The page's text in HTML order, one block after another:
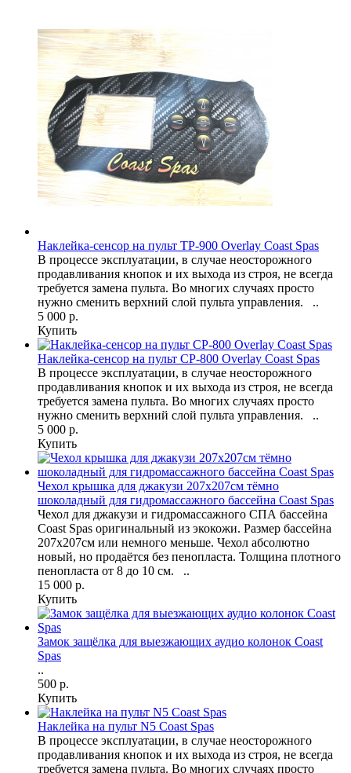
Наклейка-сенсор на пульт TP-900 Overlay Coast Spas
В процессе эксплуатации, в случае неосторожного
продавливания кнопок и их выхода из строя, не всегда
требуется замена пульта. Во многих случаях просто
нужно сменить верхний слой пульта управления. ..
5 000 р.
Купить
Наклейка-сенсор на пульт СP-800 Overlay Coast Spas
В процессе эксплуатации, в случае неосторожного
продавливания кнопок и их выхода из строя, не всегда
требуется замена пульта. Во многих случаях просто
нужно сменить верхний слой пульта управления. ..
5 000 р.
Купить
Чехол крышка для джакузи 207х207см тёмно
шоколадный для гидромассажного бассейна Coast Spas
Чехол для джакузи и гидромассажного СПА бассейна
Coast Spas оригинальный из экокожи. Размер бассейна
207х207см или немного меньше. Чехол абсолютно
новый, но продаётся без пенопласта. Толщина плотного
пенопласта от 8 до 10 см. ..
15 000 р.
Купить
Замок защёлка для выезжающих аудио колонок Coast
Spas
..
500 р.
Купить
Наклейка на пульт N5 Coast Spas
В процессе эксплуатации, в случае неосторожного
продавливания кнопок и их выхода из строя, не всегда
требуется замена пульта. Во многих случаях просто